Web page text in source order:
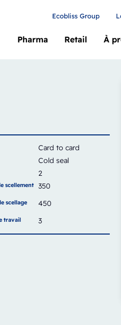
Pharma Retail À
Ecobliss Group
Card to card
Cold seal
2
scellement
350
scellage
450
travail 3